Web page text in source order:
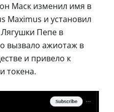
Маск изменил имя в
Maximus и установил
Пепе в
вызвало ажиотаж в
и привело к
токена.